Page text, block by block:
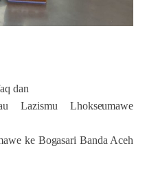
dan
Lazismu Lhokseumawe
ke Bogasari Banda Aceh